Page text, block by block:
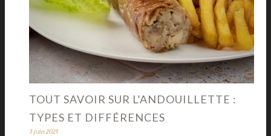
TOUT SAVOIR SUR L’ANDOUILLETTE :
TYPES ET DIFFÉRENCES
3 juin 2025